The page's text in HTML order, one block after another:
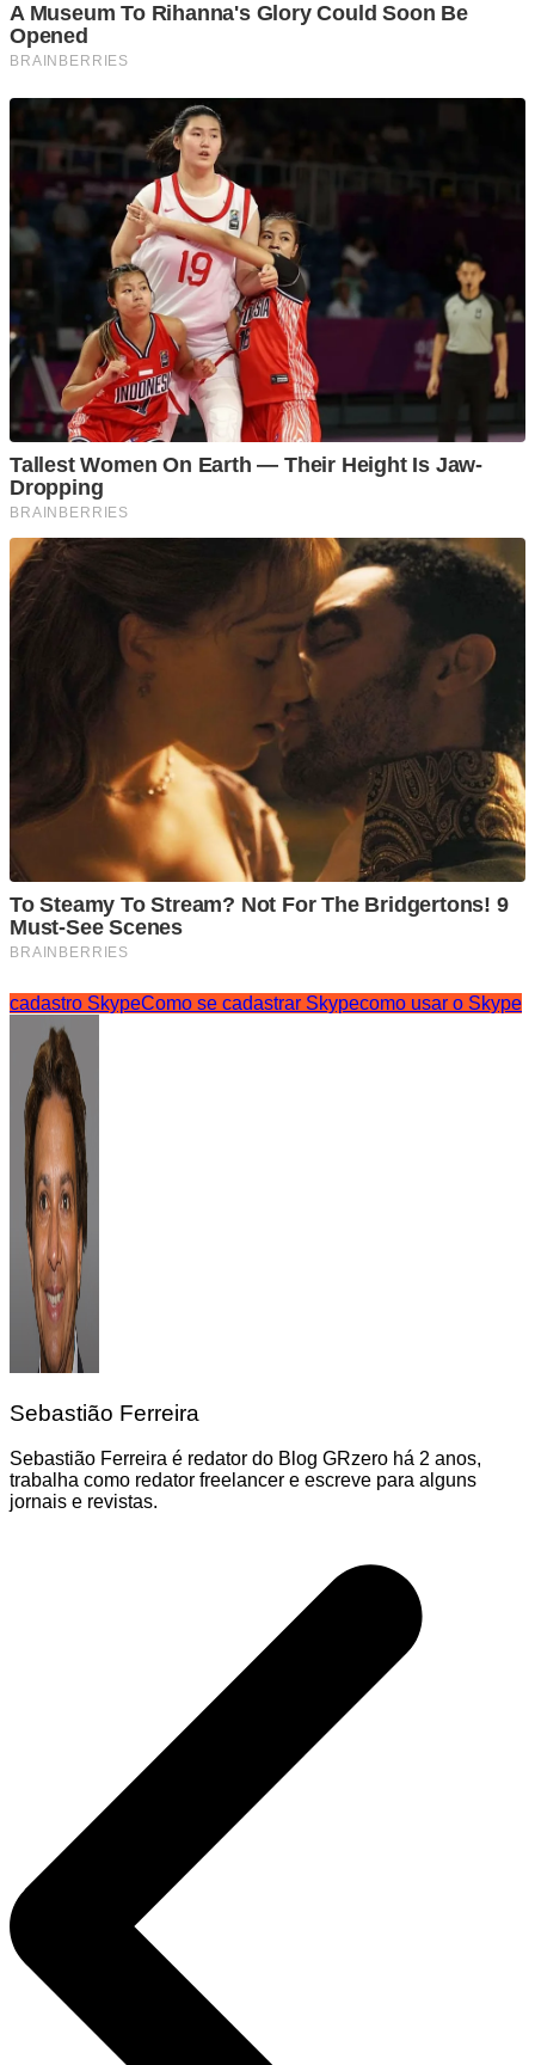
cadastro SkypeComo se cadastrar Skypecomo usar o Skype
Sebastião Ferreira
Sebastião Ferreira é redator do Blog GRzero há 2 anos,
trabalha como redator freelancer e escreve para alguns
jornais e revistas.